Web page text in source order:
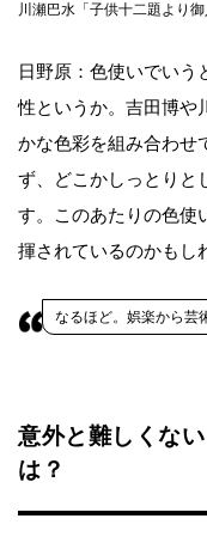
川瀬巴水「子供十二題より
日野原：色使いでいう
性というか。吉田博や
かな色彩を組み合わせ
ず、どこかしっとりと
す。このあたりの色使
揮されているのかもし
なるほど。娯楽から芸
意外と難しくな
は？